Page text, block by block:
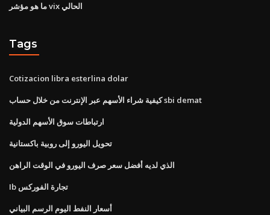
ما هو مؤشر vix الحالي
Tags
Cotizacion libra esterlina dolar
كيفية شراء الأسهم عبر الإنترنت من خلال حساب sbi demat
ارتباطات سوق الأسهم الدولية
تحويل اليورو إلى روبية باكستانية
الذي لديه أفضل سعر صرف اليورو في الوقت الراهن
Ib تجارة الفوركس
أسعار النفط اليوم الرسم البياني